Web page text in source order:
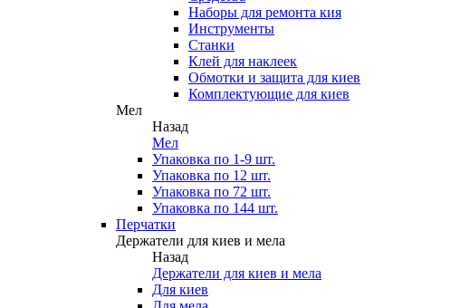
Наборы для ремонта кия
Инструменты
Станки
Клей для наклеек
Обмотки и защита для киев
Комплектующие для киев
Мел
Назад
Мел
Упаковка по 1-9 шт.
Упаковка по 12 шт.
Упаковка по 72 шт.
Упаковка по 144 шт.
Перчатки
Держатели для киев и мела
Назад
Держатели для киев и мела
Для киев